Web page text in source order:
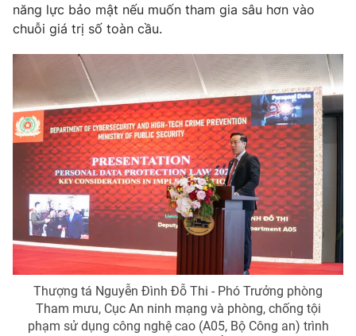
Giấy phép hoạt động báo in và báo điện tử số 483/GP-BTTTT
cấp ngày 29/12/2023
Tổng Biên tập:Vũ Thanh Thủy
Phó Tổng Biên tập:
Nguyễn Thị Mỹ Hạnh, Phạm Quốc Thắng,
Nguyễn Trọng Ninh
Tổng đài VTV:024.38 355 931 - 024.38 355 932
Ðiện thoại Thời báo VTV:024.66 897 897
Email:toasoan@vtv.vn
Liên hệ quảng cáo:024-7300.7108
năng lực bảo mật nếu muốn tham gia sâu hơn vào
chuỗi giá trị số toàn cầu.
Thượng tá Nguyễn Đình Đỗ Thi - Phó Trưởng phòng
Tham mưu, Cục An ninh mạng và phòng, chống tội
phạm sử dụng công nghệ cao (A05, Bộ Công an) trình